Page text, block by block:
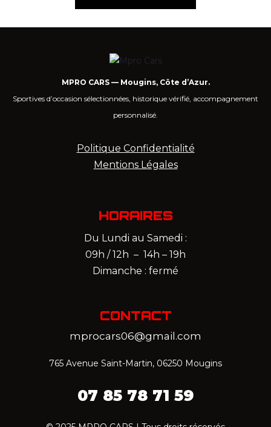
MPRO CARS — Mougins, Côte d’Azur.
Sportives d’occasion sélectionnées, historique vérifié, accompagnement
personnalisé.
Politique Confidentialité
Mentions Légales
HORAIRES
Du Lundi au Samedi :
09h / 12h – 14h – 19h
Dimanche : fermé
CONTACT
mprocars06@gmail.com
765 Avenue Saint-Martin, 06250 Mougins
07 85 78 71 59‬